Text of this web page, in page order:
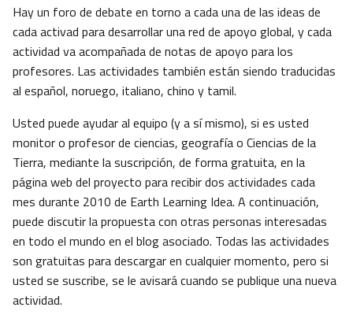
Hay un foro de debate en torno a cada una de las ideas de
cada activad para desarrollar una red de apoyo global, y cada
actividad va acompañada de notas de apoyo para los
profesores. Las actividades también están siendo traducidas
al español, noruego, italiano, chino y tamil.
Usted puede ayudar al equipo (y a sí mismo), si es usted
monitor o profesor de ciencias, geografía o Ciencias de la
Tierra, mediante la suscripción, de forma gratuita, en la
página web del proyecto para recibir dos actividades cada
mes durante 2010 de Earth Learning Idea. A continuación,
puede discutir la propuesta con otras personas interesadas
en todo el mundo en el blog asociado. Todas las actividades
son gratuitas para descargar en cualquier momento, pero si
usted se suscribe, se le avisará cuando se publique una nueva
actividad.